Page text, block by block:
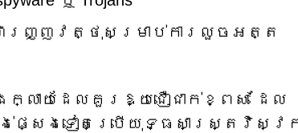
ញ្ញវត្ថុសម្រាប់ការលួចអត្ត
លាយដែលគួរឱ្យជឿជាក់ខ្ពស់ ដែល
សេងទៀតប្រើយុទ្ធសាស្ត្រវិស្វ